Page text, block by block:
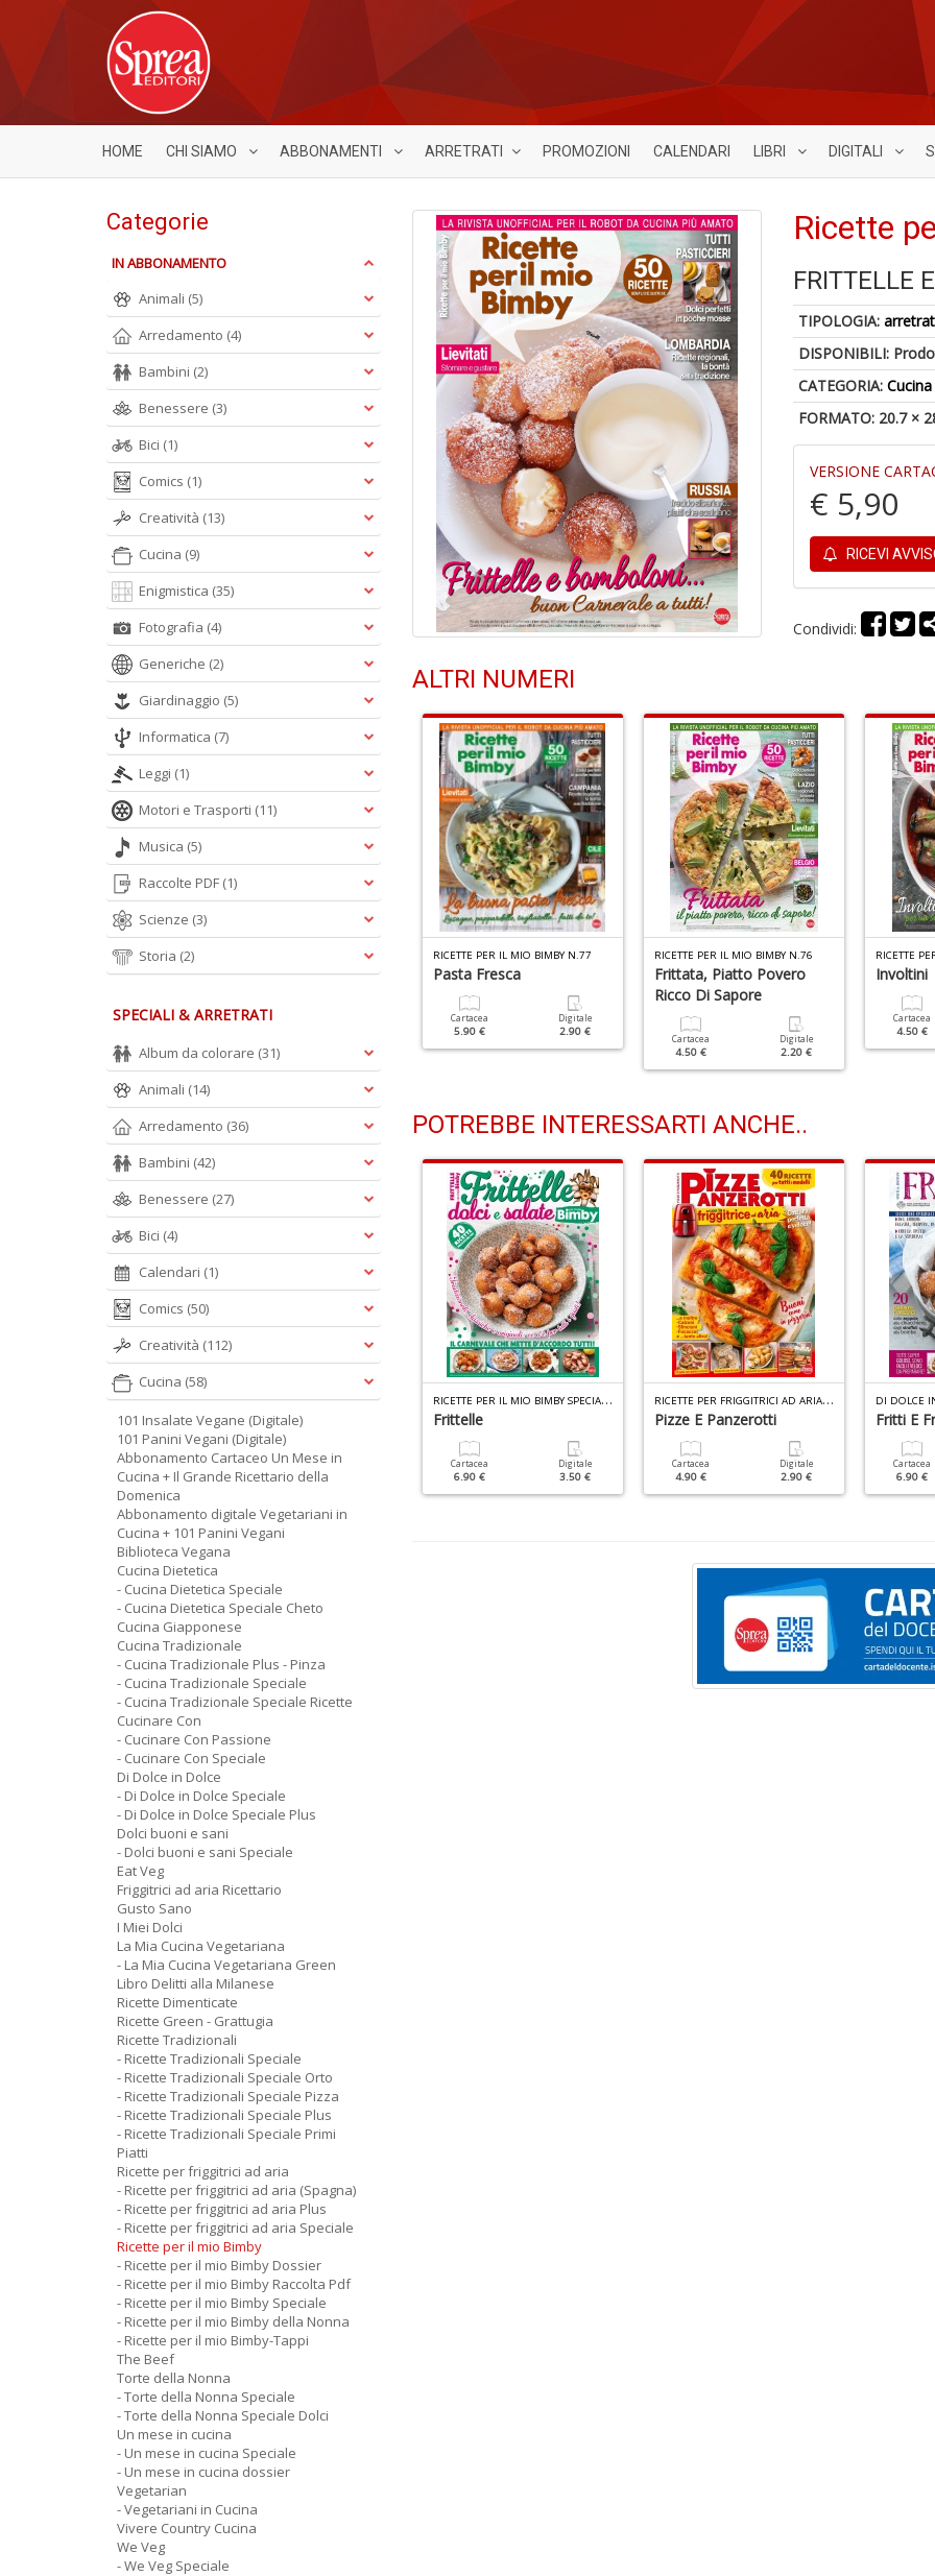
HOME CHI SIAMO ABBONAMENTI ARRETRATI PROMOZIONI CALENDARI LIBRI DIGITALI
Ricette
FRITTELLE
TIPOLOGIA:
DISPONIBILI:
CATEGORIA:Cucina
FORMATO: 20.7 ×
VERSIONE
€ 5,90
RICEVI
Condividi:
ALTRI NUMERI
PER IL MIO BIMBY N.64
Di Pasqua
Digitale
RICETTE PER IL MIO BIMBY N.63
Carnevale Vuol Dire
3.90 € 1.90 €
RICETTE PER IL MIO BIMBY N.77
Pasta Fresca
Cartacea
5.90 €
Digitale
2.90 €
RICETTE PER IL MIO BIMBY N.76
Frittata, Piatto Povero
Ricco Di Sapore
Cartacea
4.50 €
Digitale
2.20 €
RICETTE
Involtini
Cartacea
4.50 €
POTREBBE INTERESSARTI ANCHE..
C
UCINA TRADIZIONALE SPECIALE RICETTE N.2
Digitale
3.90 €
CUCINARE CON N.2
Cucinare Con Ramsay
Cartacea
9.90 €
Digitale
R
ICETTE PER IL MIO BIMBY SPECIALE N.5
Frittelle
Cartacea
6.90 €
Digitale
3.50 €
R
ICETTE PER FRIGGITRICI AD ARIA SPECIALE N.4
Pizze E Panzerotti
Cartacea
4.90 €
Digitale
2.90 €
DI DOLCE
Fritti E
Cartacea
6.90 €
Categorie
IN ABBONAMENTO
Animali (5)
Arredamento (4)
Bambini (2)
Benessere (3)
Bici (1)
Comics (1)
Creatività (13)
Cucina (9)
Enigmistica (35)
Fotografia (4)
Generiche (2)
Giardinaggio (5)
Informatica (7)
Leggi (1)
Motori e Trasporti (11)
Musica (5)
Raccolte PDF (1)
Scienze (3)
Storia (2)
SPECIALI & ARRETRATI
Album da colorare (31)
Animali (14)
Arredamento (36)
Bambini (42)
Benessere (27)
Bici (4)
Calendari (1)
Comics (50)
Creatività (112)
Cucina (58)
101 Insalate Vegane (Digitale)
101 Panini Vegani (Digitale)
Abbonamento Cartaceo Un Mese in
Cucina + Il Grande Ricettario della
Domenica
Abbonamento digitale Vegetariani in
Cucina + 101 Panini Vegani
Biblioteca Vegana
Cucina Dietetica
- Cucina Dietetica Speciale
- Cucina Dietetica Speciale Cheto
Cucina Giapponese
Cucina Tradizionale
- Cucina Tradizionale Plus - Pinza
- Cucina Tradizionale Speciale
- Cucina Tradizionale Speciale Ricette
Cucinare Con
- Cucinare Con Passione
- Cucinare Con Speciale
Di Dolce in Dolce
- Di Dolce in Dolce Speciale
- Di Dolce in Dolce Speciale Plus
Dolci buoni e sani
- Dolci buoni e sani Speciale
Eat Veg
Friggitrici ad aria Ricettario
Gusto Sano
I Miei Dolci
La Mia Cucina Vegetariana
- La Mia Cucina Vegetariana Green
Libro Delitti alla Milanese
Ricette Dimenticate
Ricette Green - Grattugia
Ricette Tradizionali
- Ricette Tradizionali Speciale
- Ricette Tradizionali Speciale Orto
- Ricette Tradizionali Speciale Pizza
- Ricette Tradizionali Speciale Plus
- Ricette Tradizionali Speciale Primi
Piatti
Ricette per friggitrici ad aria
- Ricette per friggitrici ad aria (Spagna)
- Ricette per friggitrici ad aria Plus
- Ricette per friggitrici ad aria Speciale
Ricette per il mio Bimby
- Ricette per il mio Bimby Dossier
- Ricette per il mio Bimby Raccolta Pdf
- Ricette per il mio Bimby Speciale
- Ricette per il mio Bimby della Nonna
- Ricette per il mio Bimby-Tappi
The Beef
Torte della Nonna
- Torte della Nonna Speciale
- Torte della Nonna Speciale Dolci
Un mese in cucina
- Un mese in cucina Speciale
- Un mese in cucina dossier
Vegetarian
- Vegetariani in Cucina
Vivere Country Cucina
We Veg
- We Veg Speciale